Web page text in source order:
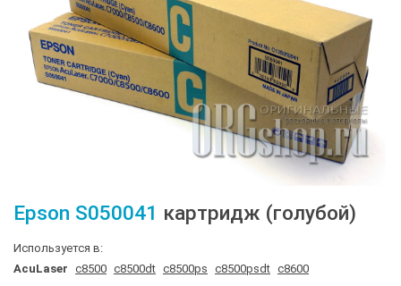
Epson S050041 картридж (голубой)
Используется в:
AcuLaser c8500 c8500dt c8500ps c8500psdt c8600